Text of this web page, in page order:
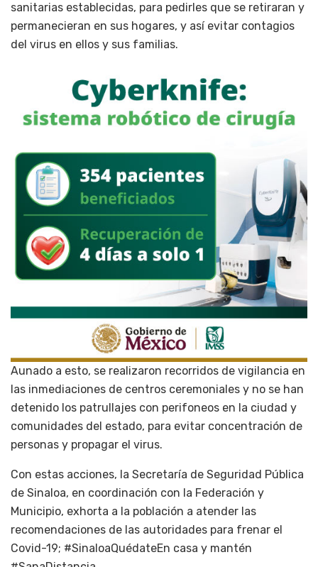
sanitarias establecidas, para pedirles que se retiraran y
permanecieran en sus hogares, y así evitar contagios
del virus en ellos y sus familias.
Aunado a esto, se realizaron recorridos de vigilancia en
las inmediaciones de centros ceremoniales y no se han
detenido los patrullajes con perifoneos en la ciudad y
comunidades del estado, para evitar concentración de
personas y propagar el virus.
Con estas acciones, la Secretaría de Seguridad Pública
de Sinaloa, en coordinación con la Federación y
Municipio, exhorta a la población a atender las
recomendaciones de las autoridades para frenar el
Covid-19; #SinaloaQuédateEn casa y mantén